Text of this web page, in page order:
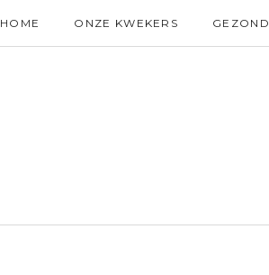
HOME ONZE KWEKERS GEZOND